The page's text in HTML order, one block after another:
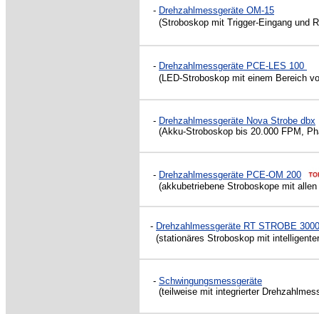
- Drehzahlmessgeräte OM-15
(Stroboskop mit Trigger-Eingang und
- Drehzahlmessgeräte PCE-LES 100
(LED-Stroboskop mit einem Bereich
- Drehzahlmessgeräte Nova Strobe dbx
(Akku-Stroboskop bis 20.000 FPM,
- Drehzahlmessgeräte PCE-OM 200
(akkubetriebene Stroboskope mit allen
- Drehzahlmessgeräte RT STROBE
(stationäres Stroboskop mit
- Schwingungsmessgeräte
(teilweise mit integrierter